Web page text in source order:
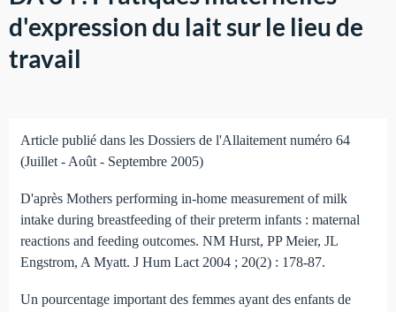
d'expression du lait sur le lieu de
travail
Article publié dans les Dossiers de l'Allaitement numéro 64
(Juillet - Août - Septembre 2005)
D'après Mothers performing in-home measurement of milk
intake during breastfeeding of their preterm infants : maternal
reactions and feeding outcomes. NM Hurst, PP Meier, JL
Engstrom, A Myatt. J Hum Lact 2004 ; 20(2) : 178-87.
Un pourcentage important des femmes ayant des enfants de